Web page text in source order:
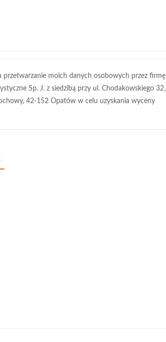
przetwarzanie moich danych osobowych przez firmę
Sp. J. z siedzibą przy ul. Chodakowskiego 32,
42-152 Opatów w celu uzyskania wyceny